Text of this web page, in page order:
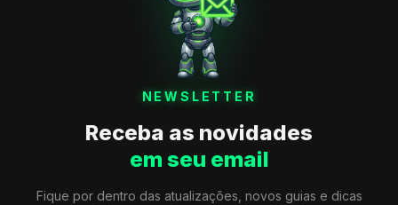
NEWSLETTER
Receba as novidades
em seu email
Fique por dentro das atualizações, novos guias e dicas